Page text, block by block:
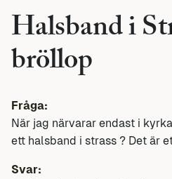
Halsband i
bröllop
Fråga:
När jag närvarar endast i
ett halsband i strass ? Det är
Svar: